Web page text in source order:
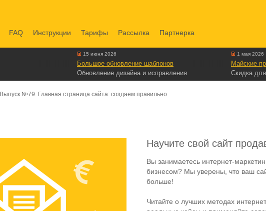
FAQ Инструкции Тарифы Рассылка Партнерка
15 июня 2026
Большое обновление шаблонов
Обновление дизайна и исправления
1 мая 2026
Майские
Скидка
Выпуск №79. Главная страница сайта: создаем правильно
Научите свой сайт
Вы занимаетесь интернет-
бизнесом? Мы уверены, что ваш
больше!
Читайте о лучших методах